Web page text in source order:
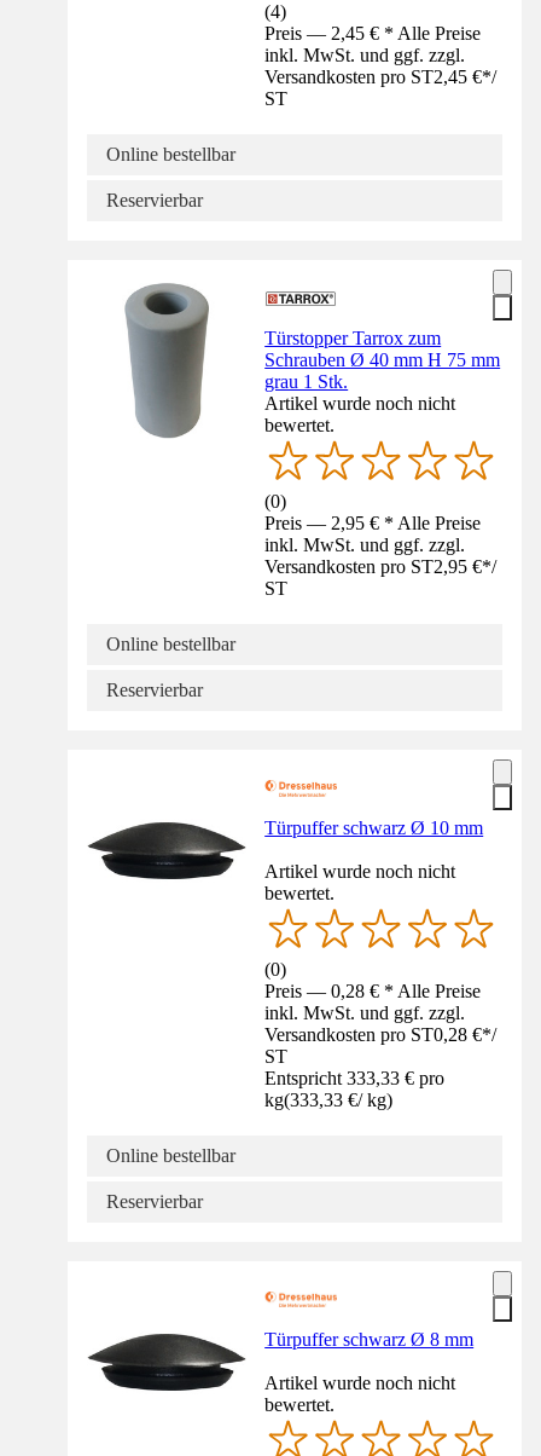
(4)
Preis — 2,45 € * Alle Preise
inkl. MwSt. und ggf. zzgl.
Versandkosten pro ST2,45 €*/
ST
Online bestellbar
Reservierbar
Türstopper Tarrox zum
Schrauben Ø 40 mm H 75 mm
grau 1 Stk.
Artikel wurde noch nicht
bewertet.
(0)
Preis — 2,95 € * Alle Preise
inkl. MwSt. und ggf. zzgl.
Versandkosten pro ST2,95 €*/
ST
Online bestellbar
Reservierbar
Türpuffer schwarz Ø 10 mm
Artikel wurde noch nicht
bewertet.
(0)
Preis — 0,28 € * Alle Preise
inkl. MwSt. und ggf. zzgl.
Versandkosten pro ST0,28 €*/
ST
Entspricht 333,33 € pro
kg(333,33 €/ kg)
Online bestellbar
Reservierbar
Türpuffer schwarz Ø 8 mm
Artikel wurde noch nicht
bewertet.